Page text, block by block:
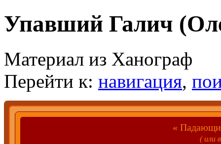
Упавший Галич
Материал из Ханограф
Перейти к: навигация,
«
( или